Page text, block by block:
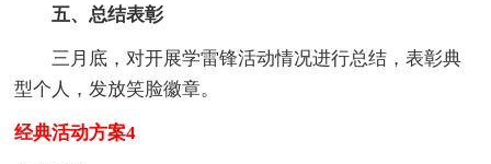
五、总结表彰
三月底，对开展学雷锋活动情况进行总结，表彰典
型个人，发放笑脸徽章。
经典活动方案4